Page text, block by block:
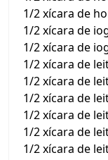
1/2 xícara de
1/2 xícara de
1/2 xícara de
1/2 xícara de
1/2 xícara de
1/2 xícara de
1/2 xícara de
1/2 xícara de
1/2 xícara de